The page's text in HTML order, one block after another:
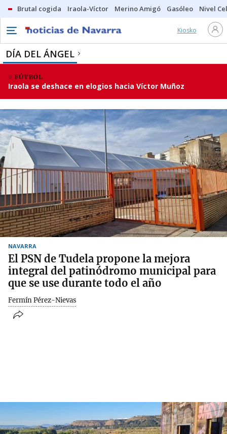
Brutal cogida Iraola-Víctor Merino Amigó Gasóleo Nivel
Kiosko
DÍA DEL ÁNGEL
FÚTBOL
Iraola se deshace en elogios hacia Víctor Muñoz
NAVARRA
El PSN de Tudela propone la mejora
integral del patinódromo municipal para
que se use durante todo el año
Fermín Pérez-Nievas